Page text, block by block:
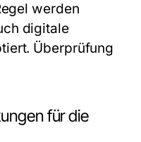
werden
digitale
Überprüfung
für die